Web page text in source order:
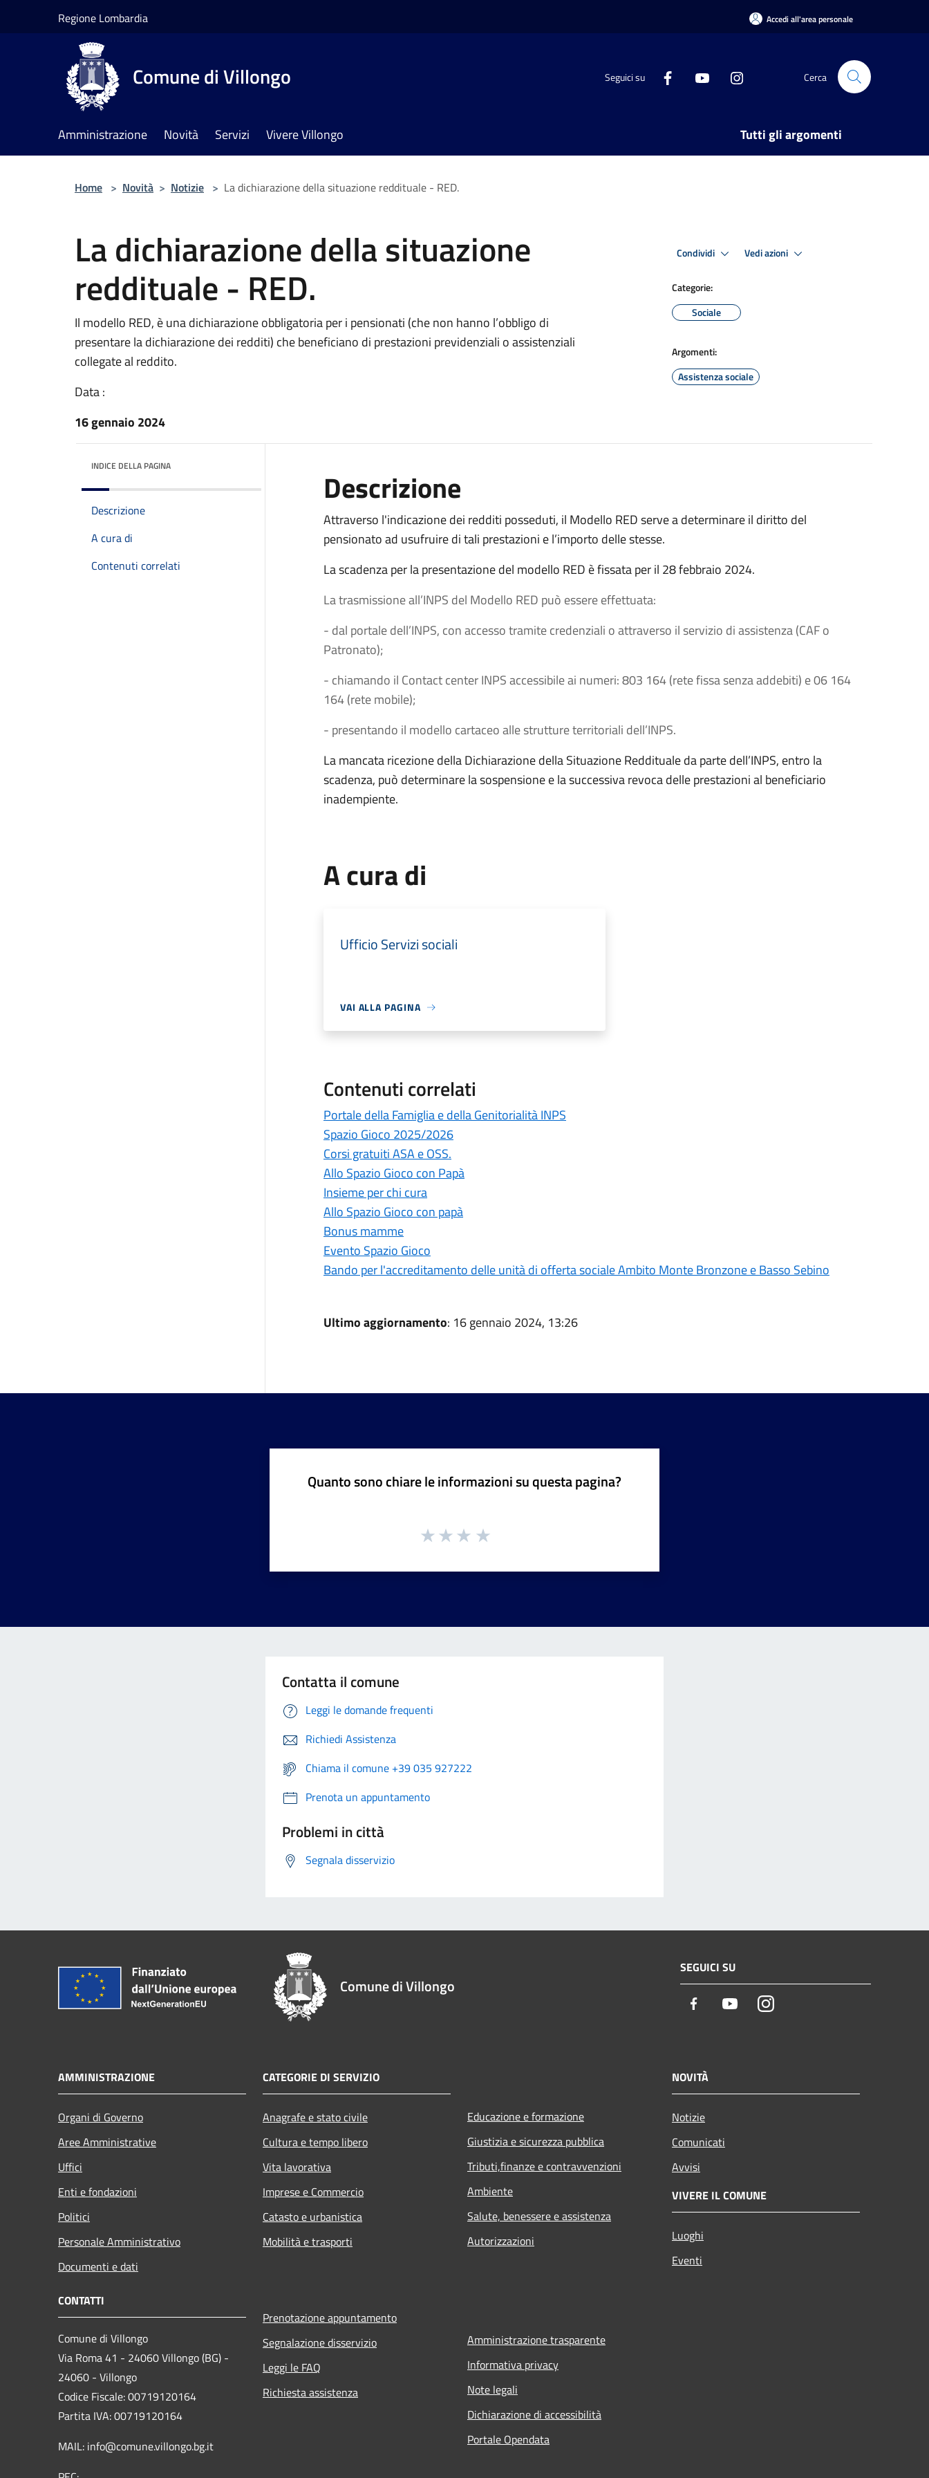
Regione Lombardia Accedi all'area personale
Comune di Villongo Seguici su Cerca
Amministrazione Novità Servizi Vivere Villongo Tutti gli argomenti
Home > Novità > Notizie > La dichiarazione della situazione reddituale - RED.
La dichiarazione della situazione
reddituale - RED.
Il modello RED, è una dichiarazione obbligatoria per i pensionati (che non hanno l’obbligo di
presentare la dichiarazione dei redditi) che beneficiano di prestazioni previdenziali o assistenziali
collegate al reddito.
Data :
16 gennaio 2024
Condividi Vedi azioni
Categorie:
Sociale
Argomenti:
Assistenza sociale
INDICE DELLA PAGINA
Descrizione
A cura di
Contenuti correlati
Descrizione
Attraverso l'indicazione dei redditi posseduti, il Modello RED serve a determinare il diritto del
pensionato ad usufruire di tali prestazioni e l’importo delle stesse.
La scadenza per la presentazione del modello RED è fissata per il 28 febbraio 2024.
La trasmissione all’INPS del Modello RED può essere effettuata:
- dal portale dell’INPS, con accesso tramite credenziali o attraverso il servizio di assistenza (CAF o
Patronato);
- chiamando il Contact center INPS accessibile ai numeri: 803 164 (rete fissa senza addebiti) e 06 164
164 (rete mobile);
- presentando il modello cartaceo alle strutture territoriali dell’INPS.
La mancata ricezione della Dichiarazione della Situazione Reddituale da parte dell’INPS, entro la
scadenza, può determinare la sospensione e la successiva revoca delle prestazioni al beneficiario
inadempiente.
A cura di
Ufficio Servizi sociali
VAI ALLA PAGINA
Contenuti correlati
Portale della Famiglia e della Genitorialità INPS
Spazio Gioco 2025/2026
Corsi gratuiti ASA e OSS.
Allo Spazio Gioco con Papà
Insieme per chi cura
Allo Spazio Gioco con papà
Bonus mamme
Evento Spazio Gioco
Bando per l'accreditamento delle unità di offerta sociale Ambito Monte Bronzone e Basso Sebino
Ultimo aggiornamento: 16 gennaio 2024, 13:26
Quanto sono chiare le informazioni su questa pagina?
Contatta il comune
Leggi le domande frequenti
Richiedi Assistenza
Chiama il comune +39 035 927222
Prenota un appuntamento
Problemi in città
Segnala disservizio
Comune di Villongo
SEGUICI SU
Facebook YoutubeInstagram
AMMINISTRAZIONE
Organi di Governo
Aree Amministrative
Uffici
Enti e fondazioni
Politici
Personale Amministrativo
Documenti e dati
CATEGORIE DI SERVIZIO
Anagrafe e stato civile
Cultura e tempo libero
Vita lavorativa
Imprese e Commercio
Catasto e urbanistica
Mobilità e trasporti
Educazione e formazione
Giustizia e sicurezza pubblica
Tributi,finanze e contravvenzioni
Ambiente
Salute, benessere e assistenza
Autorizzazioni
NOVITÀ
Notizie
Comunicati
Avvisi
VIVERE IL COMUNE
Luoghi
Eventi
CONTATTI
Comune di Villongo
Via Roma 41 - 24060 Villongo (BG) -
24060 - Villongo
Codice Fiscale: 00719120164
Partita IVA: 00719120164
MAIL: info@comune.villongo.bg.it
Prenotazione appuntamento
Segnalazione disservizio
Leggi le FAQ
Richiesta assistenza
Amministrazione trasparente
Informativa privacy
Note legali
Dichiarazione di accessibilità
Portale Opendata